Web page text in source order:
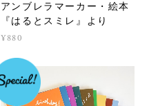
アンブレラマーカー・絵本
『はるとスミレ』より
¥880